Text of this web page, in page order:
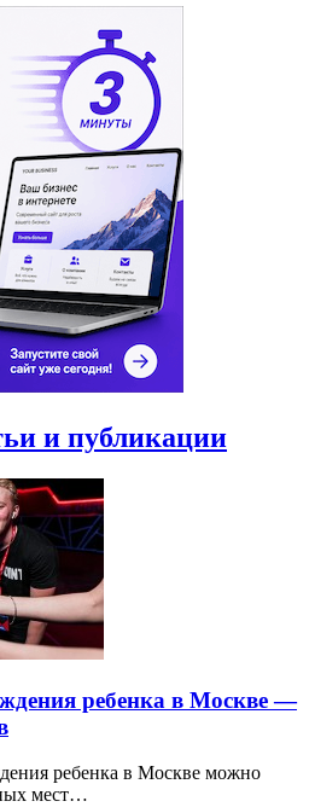
и публикации
ребенка в Москве —
ребенка в Москве можно
мест…